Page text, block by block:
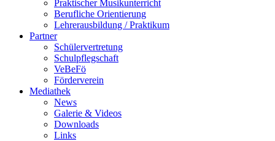
Praktischer Musikunterricht
Berufliche Orientierung
Lehrerausbildung / Praktikum
Partner
Schülervertretung
Schulpflegschaft
VeBeFö
Förderverein
Mediathek
News
Galerie & Videos
Downloads
Links